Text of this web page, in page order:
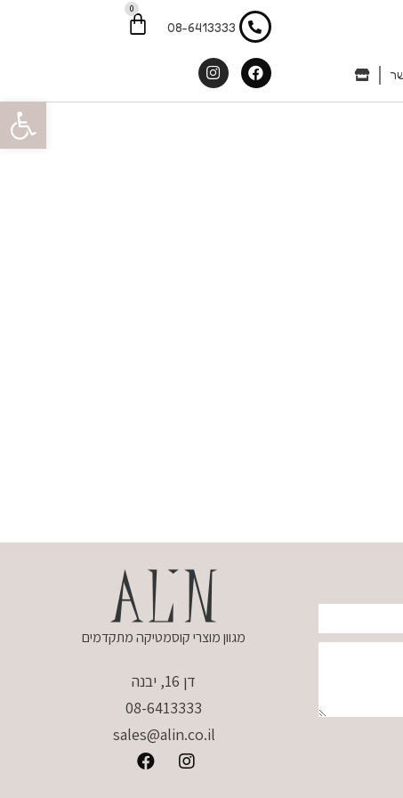
פתח
08-6413333
0 עגלת
Facebook
Instagram
מגוון מוצרי קוסמטיקה מתקדמים
דן 16, יבנה
08-6413333
sales@alin.co.il